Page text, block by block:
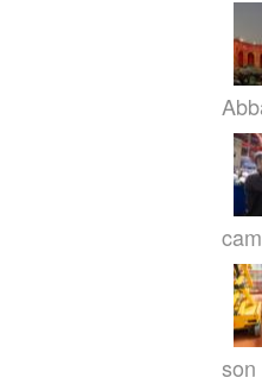
son